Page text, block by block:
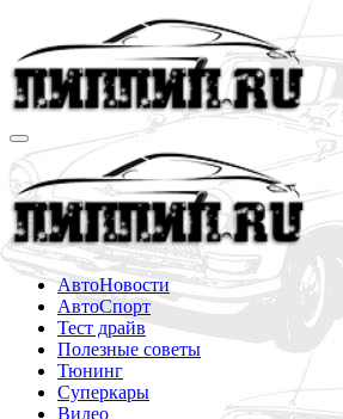
содержимому
АвтоНовости
АвтоСпорт
Тест драйв
Полезные советы
Тюнинг
Суперкары
Видео